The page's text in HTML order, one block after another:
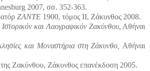
2007, σσ. 352-363.
ZANTE 1900, τόμος ΙΙ, Ζάκυνθος 2008.
Ιστορικόν και Λαογραφικόν Ζακύνθου, Αθήναι
και Μοναστήρια στη Ζάκυνθο,
Αθήναι
Ζακύνθου, Ζάκυνθος επανέκδοση 2005.